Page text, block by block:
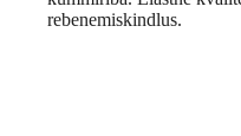
rebenemiskindlus.